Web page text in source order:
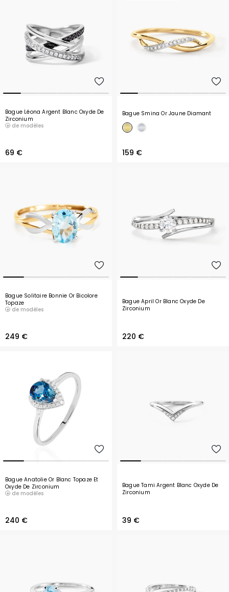
Bague Léona Argent Blanc Oxyde De
Zirconium
de modèles
69 €
Bague Smina Or Jaune Diamant
159 €
Bague Solitaire Bonnie Or Bicolore
Topaze
de modèles
249 €
Bague April Or Blanc Oxyde De
Zirconium
220 €
Bague Anatolie Or Blanc Topaze Et
Oxyde De Zirconium
de modèles
240 €
Bague Tami Argent Blanc Oxyde De
Zirconium
39 €